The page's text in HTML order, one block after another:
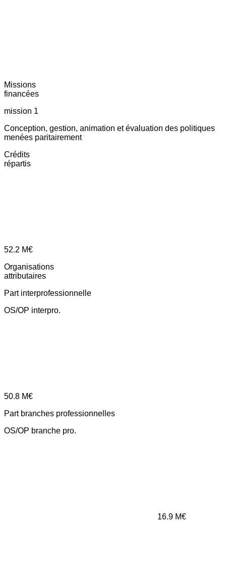
Missions
financées
mission 1
Conception, gestion, animation et évaluation des politiques
menées paritairement
Crédits
répartis
52.2 M€
Organisations
attributaires
Part interprofessionnelle
OS/OP interpro.
50.8 M€
Part branches professionnelles
OS/OP branche pro.
16.9 M€